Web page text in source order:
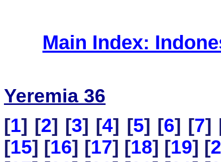
Main Index:
Yeremia 36
[1] [2] [3] [4] [5] [6] [7]
[15] [16] [17] [18] [19] [